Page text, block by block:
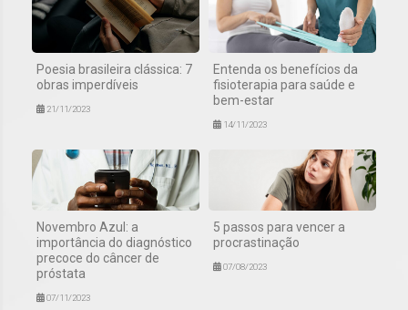
Poesia brasileira clássica: 7
obras imperdíveis
21/11/2023
Entenda os benefícios da
fisioterapia para saúde e
bem-estar
14/11/2023
Novembro Azul: a
importância do diagnóstico
precoce do câncer de
próstata
07/11/2023
5 passos para vencer a
procrastinação
07/08/2023